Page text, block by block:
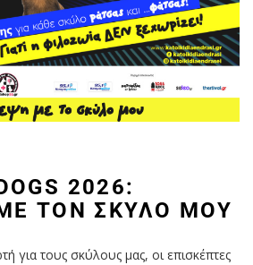
2026:
ΤΟΝ ΣΚΎΛΟ ΜΟΥ
για τους σκύλους µας, οι επισκέπτες